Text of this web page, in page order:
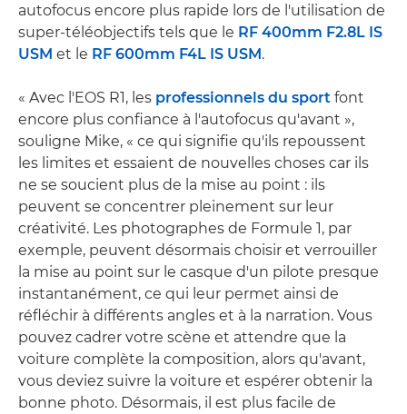
autofocus encore plus rapide lors de l'utilisation de
super-téléobjectifs tels que le RF 400mm F2.8L IS
USM et le RF 600mm F4L IS USM.
« Avec l'EOS R1, les professionnels du sport font
encore plus confiance à l'autofocus qu'avant »,
souligne Mike, « ce qui signifie qu'ils repoussent
les limites et essaient de nouvelles choses car ils
ne se soucient plus de la mise au point : ils
peuvent se concentrer pleinement sur leur
créativité. Les photographes de Formule 1, par
exemple, peuvent désormais choisir et verrouiller
la mise au point sur le casque d'un pilote presque
instantanément, ce qui leur permet ainsi de
réfléchir à différents angles et à la narration. Vous
pouvez cadrer votre scène et attendre que la
voiture complète la composition, alors qu'avant,
vous deviez suivre la voiture et espérer obtenir la
bonne photo. Désormais, il est plus facile de